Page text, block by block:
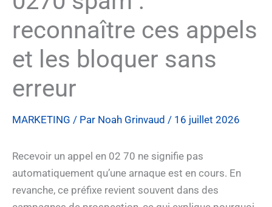
reconnaître ces appels
et les bloquer sans
erreur
MARKETING / Par Noah Grinvaud / 16 juillet 2026
Recevoir un appel en 02 70 ne signifie pas
automatiquement qu’une arnaque est en cours. En
revanche, ce préfixe revient souvent dans des